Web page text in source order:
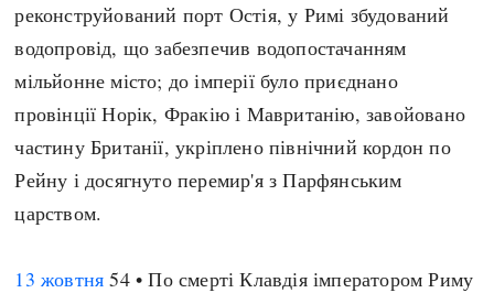
Хронологія
Античні часи
Темні віки
Високе Середньовіччя
Пізнє Середньовіччя
реконструйований порт Остія, у Римі збудований
водопровід, що забезпечив водопостачанням
мільйонне місто; до імперії було приєднано
провінції Норік, Фракію і Мавританію, завойовано
частину Британії, укріплено північний кордон по
Рейну і досягнуто перемир'я з Парфянським
царством.
13 жовтня 54 • По смерті Клавдія імператором Риму